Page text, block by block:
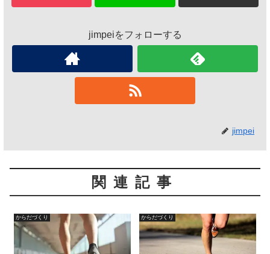
jimpeiをフォローする
jimpei
関連記事
からだづくり からだづくり